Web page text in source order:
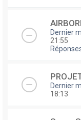
Dernier
21:55
Dernier
18:13